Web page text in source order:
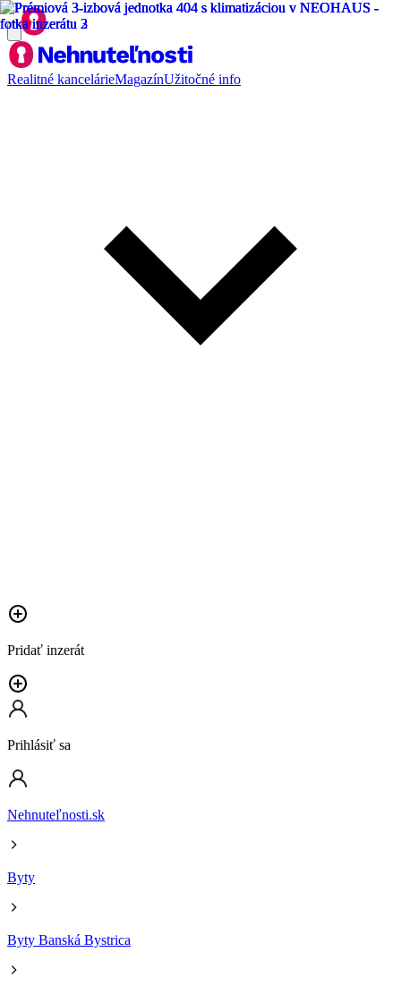
Realitné kancelárieMagazínUžitočné info
Pridať inzerát
Prihlásiť sa
Nehnuteľnosti.sk
Byty
Byty Banská Bystrica